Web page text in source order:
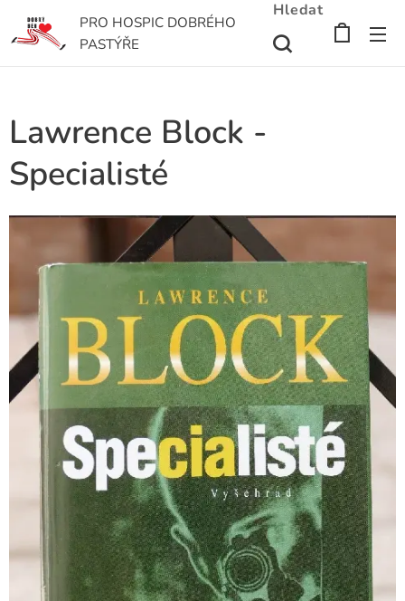
PRO HOSPIC DOBRÉHO
PASTÝŘE
Hledat
Lawrence Block -
Specialisté